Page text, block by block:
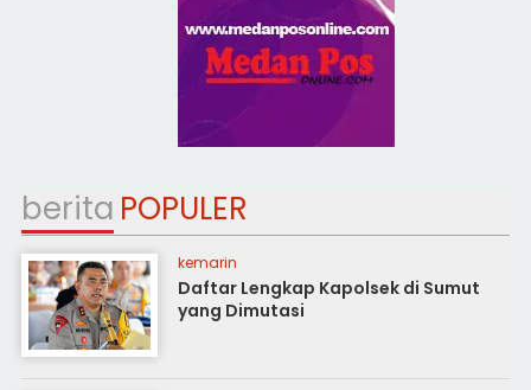
berita POPULER
kemarin
Daftar Lengkap Kapolsek di Sumut
yang Dimutasi